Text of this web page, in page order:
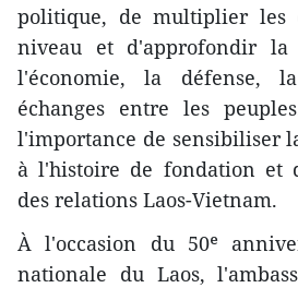
politique, de multiplier les
niveau et d'approfondir la
l'économie, la défense,
échanges entre les
l'importance de sensibiliser
à l'histoire de fondation et
des relations Laos-Vietnam.
À l'occasion du 50ᵉ
nationale du Laos,